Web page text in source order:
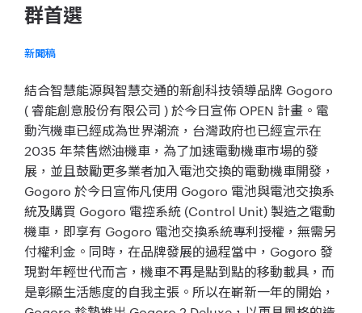
群首選
新聞稿
結合智慧能源與智慧交通的新創科技領導品牌 Gogoro
( 睿能創意股份有限公司 ) 於今日宣佈 OPEN 計畫。電
動汽機車已經成為世界潮流，台灣政府也已經宣示在
2035 年禁售燃油機車，為了加速電動機車市場的發
展，並且鼓勵更多業者加入電池交換的電動機車開發，
Gogoro 於今日宣佈凡使用 Gogoro 電池與電池交換系
統及購買 Gogoro 電控系統 (Control Unit) 製造之電動
機車，即享有 Gogoro 電池交換系統專利授權，無需另
付權利金。同時，在品牌發展的過程當中，Gogoro 發
現對年輕世代而言，機車不再是點到點的移動載具，而
是彰顯生活態度的自我主張。所以在嶄新一年的開始，